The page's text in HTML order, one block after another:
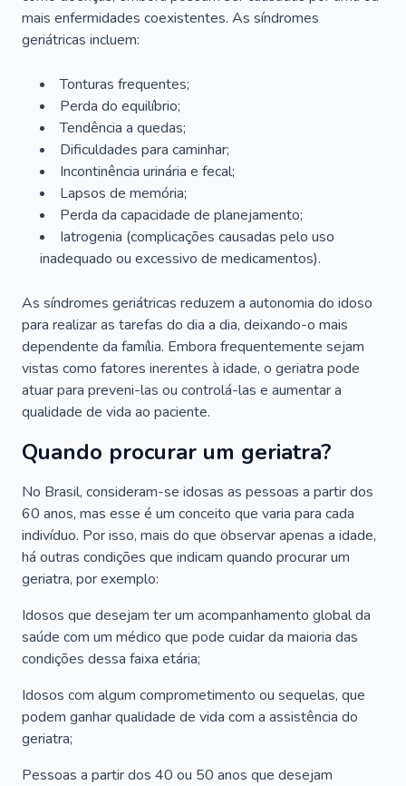
mais enfermidades coexistentes. As síndromes
geriátricas incluem:
Tonturas frequentes;
Perda do equilíbrio;
Tendência a quedas;
Dificuldades para caminhar;
Incontinência urinária e fecal;
Lapsos de memória;
Perda da capacidade de planejamento;
Iatrogenia (complicações causadas pelo uso
inadequado ou excessivo de medicamentos).
As síndromes geriátricas reduzem a autonomia do idoso
para realizar as tarefas do dia a dia, deixando-o mais
dependente da família. Embora frequentemente sejam
vistas como fatores inerentes à idade, o geriatra pode
atuar para preveni-las ou controlá-las e aumentar a
qualidade de vida ao paciente.
Quando procurar um geriatra?
No Brasil, consideram-se idosas as pessoas a partir dos
60 anos, mas esse é um conceito que varia para cada
indivíduo. Por isso, mais do que observar apenas a idade,
há outras condições que indicam quando procurar um
geriatra, por exemplo:
Idosos que desejam ter um acompanhamento global da
saúde com um médico que pode cuidar da maioria das
condições dessa faixa etária;
Idosos com algum comprometimento ou sequelas, que
podem ganhar qualidade de vida com a assistência do
geriatra;
Pessoas a partir dos 40 ou 50 anos que desejam